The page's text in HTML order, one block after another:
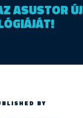
ASUSTOR ÚJ
BY